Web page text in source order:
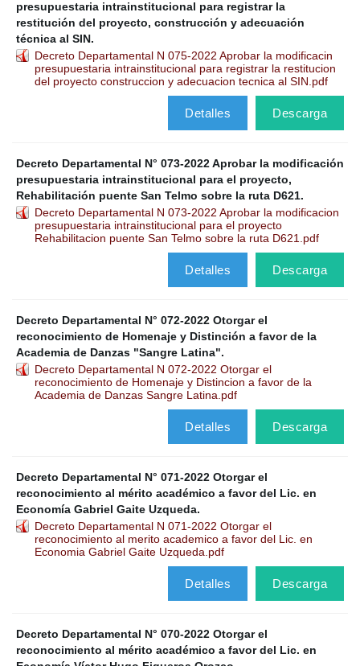
presupuestaria intrainstitucional para registrar la
restitución del proyecto, construcción y adecuación
técnica al SIN.
Decreto Departamental N 075-2022 Aprobar la modificacin
presupuestaria intrainstitucional para registrar la restitucion
del proyecto construccion y adecuacion tecnica al SIN.pdf
Descarga
Detalles
Decreto Departamental N° 073-2022 Aprobar la modificación
presupuestaria intrainstitucional para el proyecto,
Rehabilitación puente San Telmo sobre la ruta D621.
Decreto Departamental N 073-2022 Aprobar la modificacion
presupuestaria intrainstitucional para el proyecto
Rehabilitacion puente San Telmo sobre la ruta D621.pdf
Descarga
Detalles
Decreto Departamental N° 072-2022 Otorgar el
reconocimiento de Homenaje y Distinción a favor de la
Academia de Danzas "Sangre Latina".
Decreto Departamental N 072-2022 Otorgar el
reconocimiento de Homenaje y Distincion a favor de la
Academia de Danzas Sangre Latina.pdf
Descarga
Detalles
Decreto Departamental N° 071-2022 Otorgar el
reconocimiento al mérito académico a favor del Lic. en
Economía Gabriel Gaite Uzqueda.
Decreto Departamental N 071-2022 Otorgar el
reconocimiento al merito academico a favor del Lic. en
Economia Gabriel Gaite Uzqueda.pdf
Descarga
Detalles
Decreto Departamental N° 070-2022 Otorgar el
reconocimiento al mérito académico a favor del Lic. en